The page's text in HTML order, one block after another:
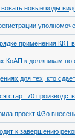
новые коды
применения ККТ в
к должникам по
для тех, кто
старт 70
проект ФЗо
к завершению